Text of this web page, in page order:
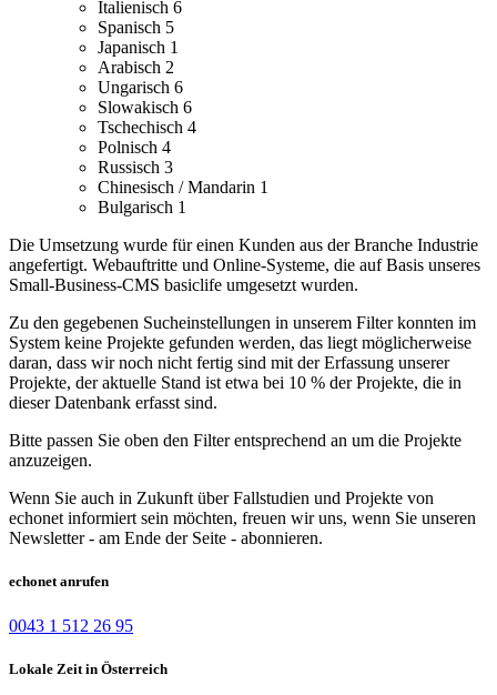
Italienisch 6
Spanisch 5
Japanisch 1
Arabisch 2
Ungarisch 6
Slowakisch 6
Tschechisch 4
Polnisch 4
Russisch 3
Chinesisch / Mandarin 1
Bulgarisch 1
Die Umsetzung wurde für einen Kunden aus der Branche Industrie
angefertigt. Webauftritte und Online-Systeme, die auf Basis unseres
Small-Business-CMS basiclife umgesetzt wurden.
Zu den gegebenen Sucheinstellungen in unserem Filter konnten im
System keine Projekte gefunden werden, das liegt möglicherweise
daran, dass wir noch nicht fertig sind mit der Erfassung unserer
Projekte, der aktuelle Stand ist etwa bei 10 % der Projekte, die in
dieser Datenbank erfasst sind.
Bitte passen Sie oben den Filter entsprechend an um die Projekte
anzuzeigen.
Wenn Sie auch in Zukunft über Fallstudien und Projekte von
echonet informiert sein möchten, freuen wir uns, wenn Sie unseren
Newsletter - am Ende der Seite - abonnieren.
echonet anrufen
0043 1 512 26 95
Lokale Zeit in Österreich